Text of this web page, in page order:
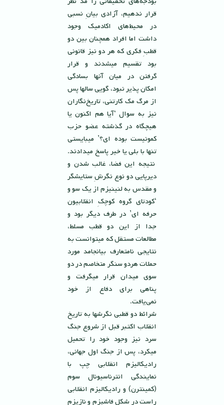
قرار ندهيم، آزادى بيانِ نسبى
در محيط‌هاى اكادميك وجود
داشت اما افراد همچنان بين دو
قطبِ فكرى كه هر دو نيز قانونى
بود تقسيم ميشدند و قرار
گرفتن در ميان آنها بسادگى
امكان پذير نبود، گويى سالها پس
از مرگ مك كارتنى، تاريخ‌نگاران
نيز به سوال ‘آيا هم اكنون يا
هيچگاه در گذشته عضو حزب
كمونيست بوده اى؟’ ميبايستى
تنها با بلى يا خير پاسخ ميدادند.
نتيجه اين فضا، غالب شدن و
ديرپايى دو نوع نگرشِ ستايشگر
و مقدس به لنينيزم از يك سو و
‘كودتاى گروه كوچكِ انقلابيون
حرفه اى’ در طرف ديگر بود و
جدا از اين دو قطب مسلط،
مطالعات مستقل كه ميتوانست به
نتايجى نامتعارف بيانجامد مورد
حملات هردو سنگر متخاصم در دو
سوى ميدان قرار ميگرفت و
پناهى براى دفاع از خود
نمی‌یافت.
شرائط دو قطبى نگرشها به تاريخ
انقلاب اكتبر قبل از شروع جنگ
سرد نيز وجود خود را تحميل
ميكرد، پس از جنگ اول جهانى،
راديكاليزم انقلابى چپ با
نمايندگى انترناسيونال سوم
(كمينترن) و راديكاليزم انقلابى
راست در شكل فاشيزم و نازيزم